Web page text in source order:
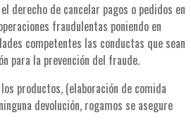
derecho de cancelar pagos o pedidos en
fraudulentas poniendo en
competentes las conductas que sean
para la prevención del fraude.
productos, (elaboración de comida
devolución, rogamos se asegure